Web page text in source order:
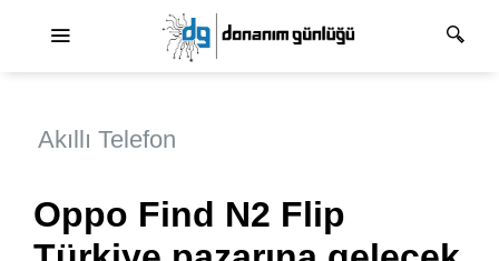
Akıllı Telefon
Oppo Find N2 Flip